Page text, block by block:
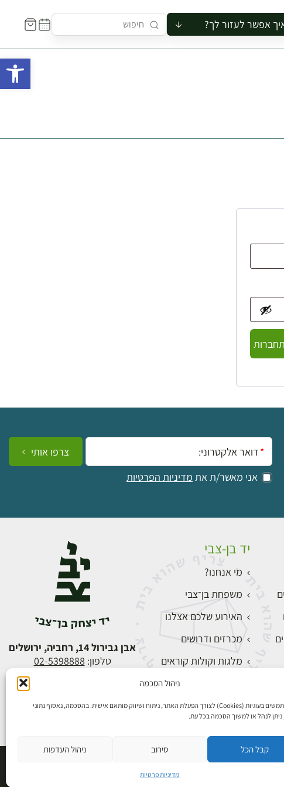
ניהול הסכמה
אנו משתמשים בעוגיות (Cookies) לצורך הפעלת האתר, ניתוח ושיווק מותאם אישית. בהסכמה, נאסוף נתוני
ניתן לנהל או למשוך הסכמה בכל עת.
קבל הכל סירוב ניהול העדפות
מדיניות פרטיות
אפשר לעזור לך?
סיור לקבוצה
ביקור בצריף
אימייל:
אני מאשר/ת את מדיניות הפרטיות
צרפו אותי
יד בן-צבי
מי אנחנו?
משפחת בן־צבי
האירוע שלכם אצלנו
מכרזים ודרושים
מלגות וקולות קוראים
התחברות
אבן גבירול 14, רחביה, ירושלים
טלפון: 02-5398888